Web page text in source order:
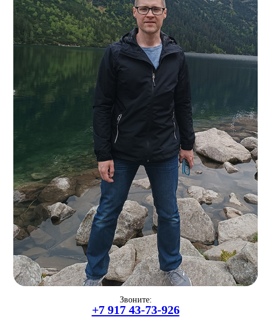
Звоните:
+7 917 43-73-926